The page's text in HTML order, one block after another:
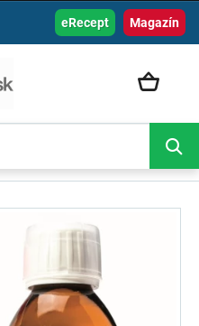
Magazín
eRecept